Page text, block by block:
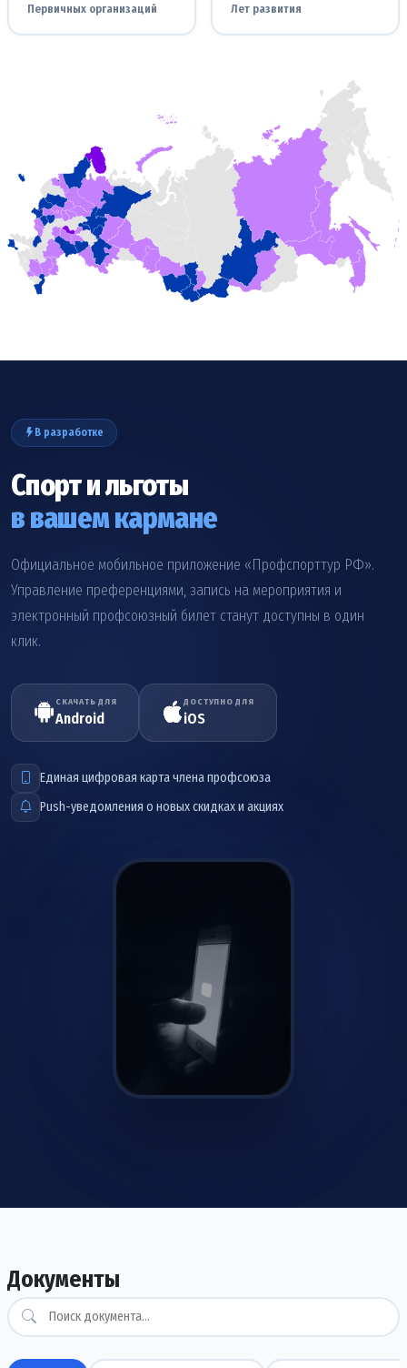
Первичных организаций Лет развития
В разработке
Спорт и льготы
в вашем кармане
Официальное мобильное приложение «Профспорттур РФ».
Управление преференциями, запись на мероприятия и
электронный профсоюзный билет станут доступны в один
клик.
СКАЧАТЬ ДЛЯ
Android
ДОСТУПНО ДЛЯ
iOS
Единая цифровая карта члена профсоюза
Push-уведомления о новых скидках и акциях
Скачать уже сейчас
Документы